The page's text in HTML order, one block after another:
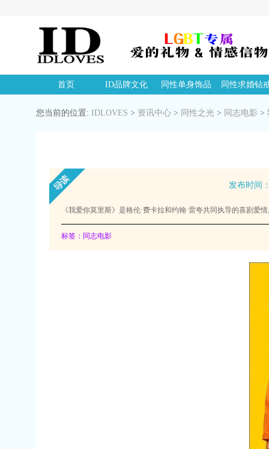
首页 ID品牌文化 同性单身饰品 同性求婚钻
您当前的位置: IDLOVES > 资讯中心 > 同性之光 > 同志电影 >
发布时间
《我爱你莫里斯》是格伦·费卡拉和约翰·雷夸共同执导的喜剧爱
标签：同志电影